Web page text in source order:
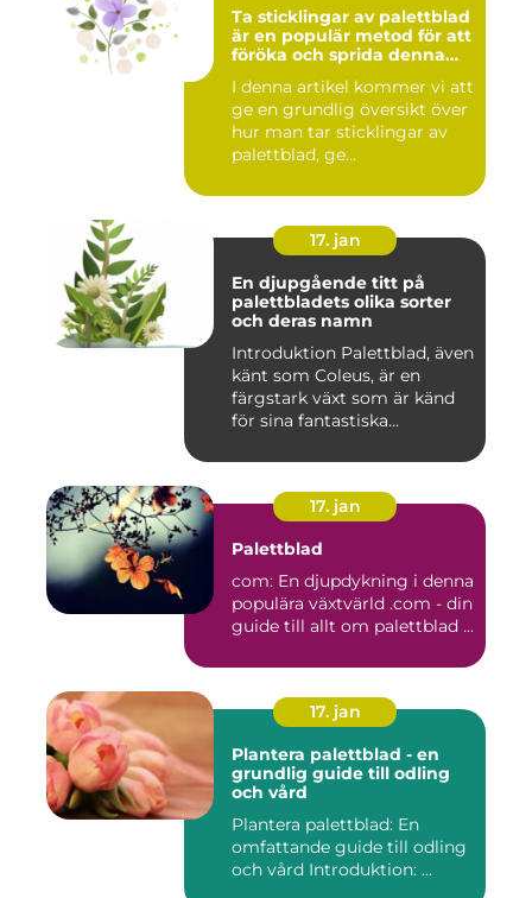
Ta sticklingar av palettblad
är en populär metod för att
föröka och sprida denna
I denna artikel kommer vi att
ge en grundlig översikt över
hur man tar sticklingar av
palettblad, ge...
17. jan
En djupgående titt på
palettbladets olika sorter
och deras namn
Introduktion Palettblad, även
känt som Coleus, är en
färgstark växt som är känd
för sina fantastiska...
17. jan
Palettblad
com: En djupdykning i denna
populära växtvärld .com - din
guide till allt om palettblad ...
17. jan
Plantera palettblad - en
grundlig guide till odling
och vård
Plantera palettblad: En
omfattande guide till odling
och vård Introduktion: ...